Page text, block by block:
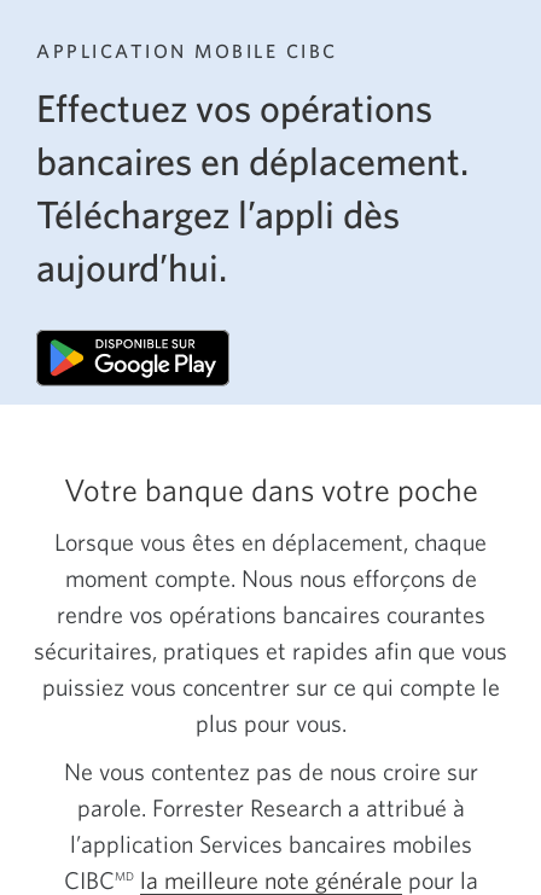
APPLICATION MOBILE CIBC
Effectuez vos opérations
bancaires en déplacement.
Téléchargez l’appli dès
aujourd’hui.
Votre banque dans votre poche
Lorsque vous êtes en déplacement, chaque
moment compte. Nous nous efforçons de
rendre vos opérations bancaires courantes
sécuritaires, pratiques et rapides afin que vous
puissiez vous concentrer sur ce qui compte le
plus pour vous.
Ne vous contentez pas de nous croire sur
parole. Forrester Research a attribué à
l’application Services bancaires mobiles
CIBCMD la meilleure note générale pour la